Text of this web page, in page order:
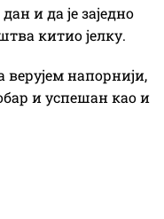
и да је заједно
китио јелку.
верујем напорнији,
и успешан као и